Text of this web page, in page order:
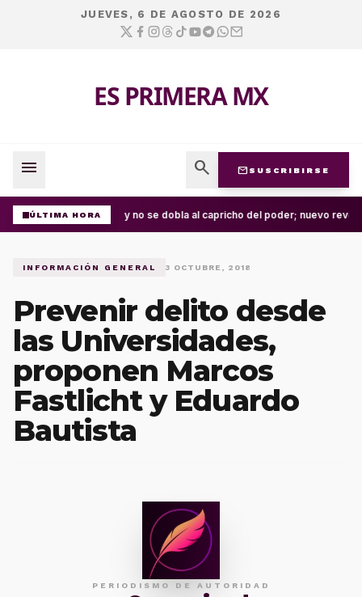
JUEVES, 6 DE AGOSTO DE 2026
ES PRIMERA MX
menu search mail SUSCRIBIRSE
ÚLTIMA HORALa ley no se dobla al capricho del poder; nuevo revés
INFORMACIÓN GENERAL 3 OCTUBRE, 2018
Prevenir delito desde
las Universidades,
proponen Marcos
Fastlicht y Eduardo
Bautista
PERIODISMO DE AUTORIDAD